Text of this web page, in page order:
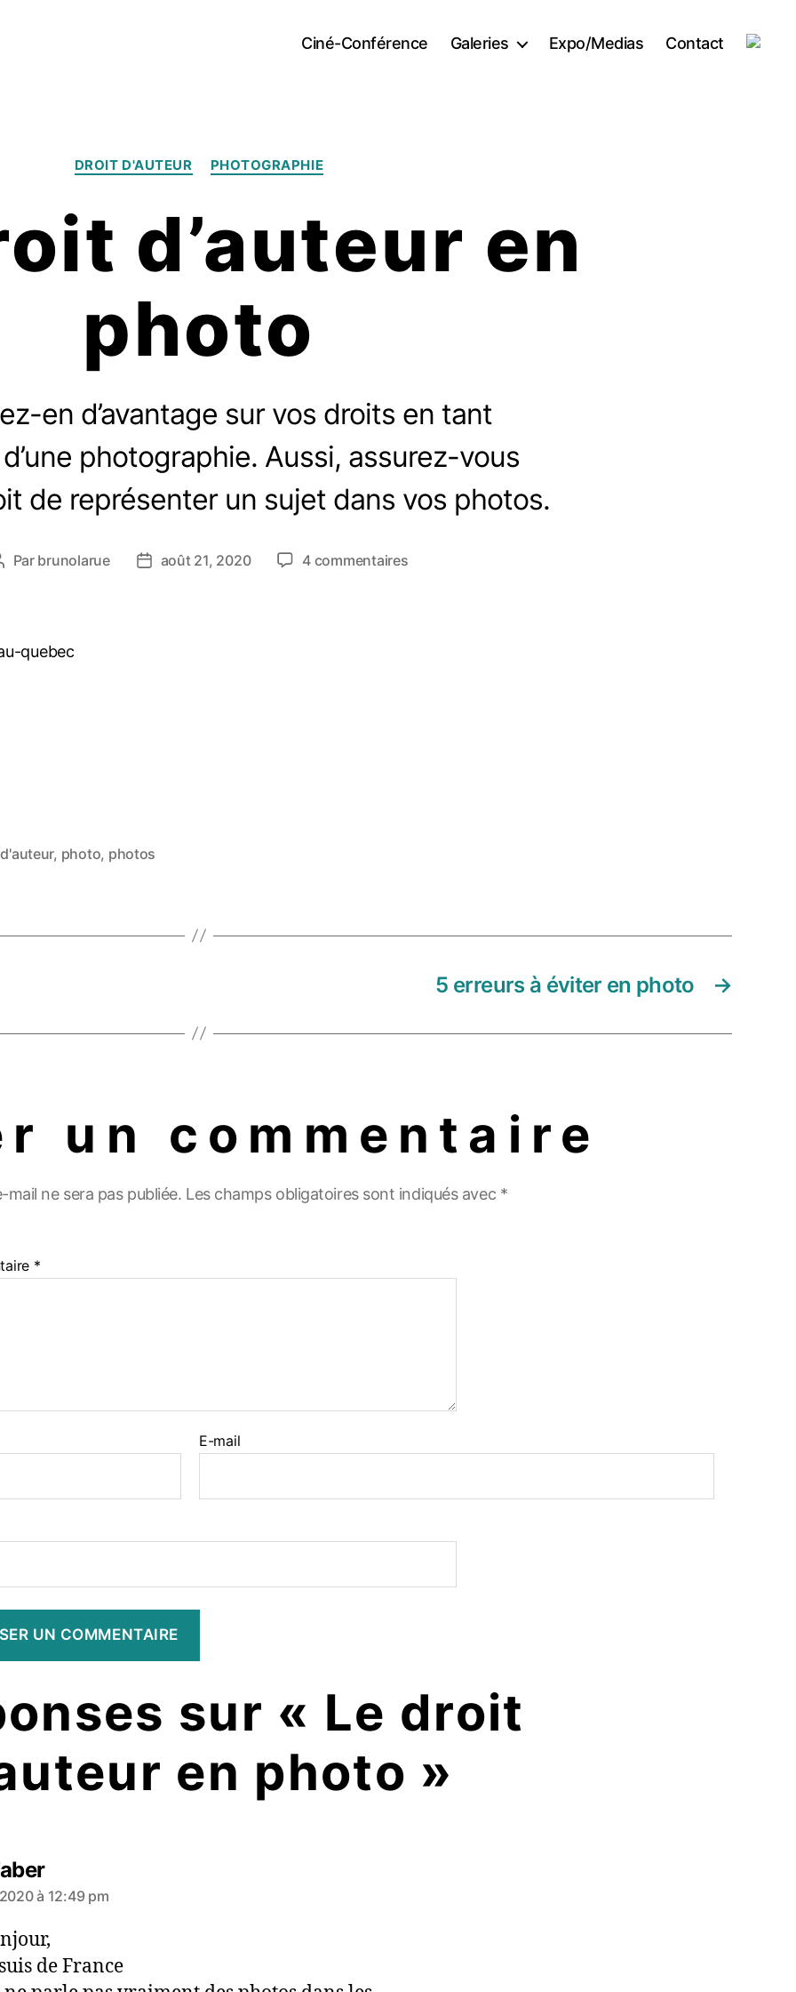
Ciné-Conférence Galeries Expo/Medias Contact
Catégories
DROIT D'AUTEUR PHOTOGRAPHIE
d’auteur en
photo
en d’avantage sur vos droits en tant
d’une photographie. Aussi, assurez-vous
de représenter un sujet dans vos photos.
Par brunolarue
Dateaoût 21, 2020 4 commentairessur
, photo, photos
→
5 erreurs à éviter en photo
un commentaire
mail ne sera pas publiée. Les champs obligatoires sont indiqués avec *
*
E-mail
sur « Le droit
en photo »
dit :
à 12:49 pm
de France